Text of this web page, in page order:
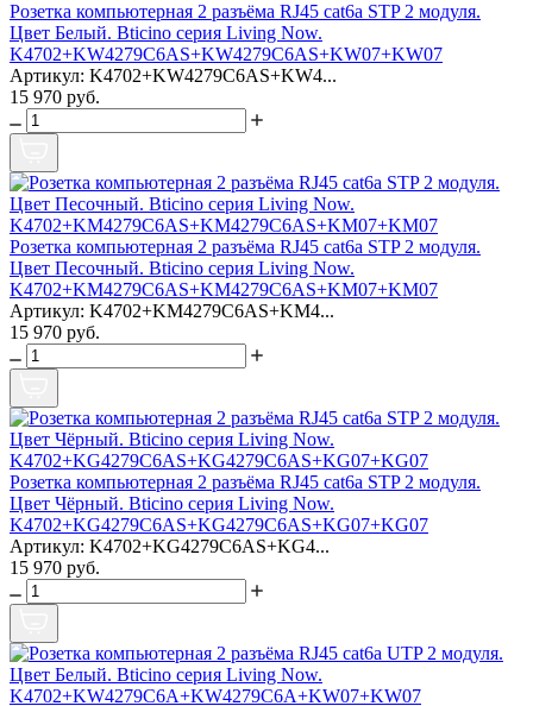
Розетка компьютерная 2 разъёма RJ45 cat6a STP 2 модуля.
Цвет Белый. Bticino серия Living Now.
K4702+KW4279C6AS+KW4279C6AS+KW07+KW07
Артикул: K4702+KW4279C6AS+KW4...
15 970 руб.
Розетка компьютерная 2 разъёма RJ45 cat6a STP 2 модуля.
Цвет Песочный. Bticino серия Living Now.
K4702+KM4279C6AS+KM4279C6AS+KM07+KM07
Артикул: K4702+KM4279C6AS+KM4...
15 970 руб.
Розетка компьютерная 2 разъёма RJ45 cat6a STP 2 модуля.
Цвет Чёрный. Bticino серия Living Now.
K4702+KG4279C6AS+KG4279C6AS+KG07+KG07
Артикул: K4702+KG4279C6AS+KG4...
15 970 руб.